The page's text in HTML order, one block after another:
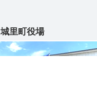
城里町役場